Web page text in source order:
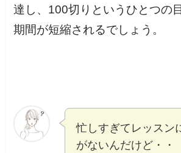
達し、100切りというひとつの
期間が短縮されるでしょう。
忙しすぎてレッスン
がないんだけど・・